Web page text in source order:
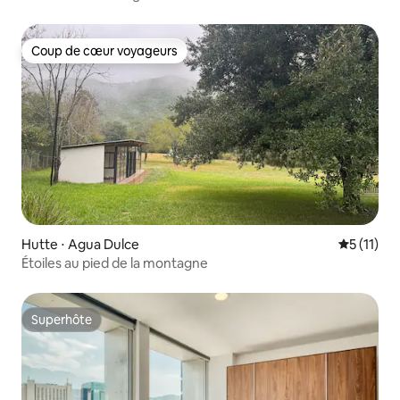
Coup de cœur voyageurs
Coup de cœur voyageurs
Hutte ⋅ Agua Dulce
5 (11)
Étoiles au pied de la montagne
Superhôte
Superhôte